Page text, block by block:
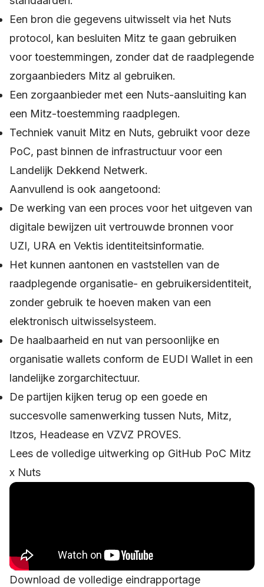
Een bron die gegevens uitwisselt via het Nuts
protocol, kan besluiten Mitz te gaan gebruiken
voor toestemmingen, zonder dat de raadplegende
zorgaanbieders Mitz al gebruiken.
Een zorgaanbieder met een Nuts-aansluiting kan
een Mitz-toestemming raadplegen.
Techniek vanuit Mitz en Nuts, gebruikt voor deze
PoC, past binnen de infrastructuur voor een
Landelijk Dekkend Netwerk.
Aanvullend is ook aangetoond:
De werking van een proces voor het uitgeven van
digitale bewijzen uit vertrouwde bronnen voor
UZI, URA en Vektis identiteitsinformatie.
Het kunnen aantonen en vaststellen van de
raadplegende organisatie- en gebruikersidentiteit,
zonder gebruik te hoeven maken van een
elektronisch uitwisselsysteem.
De haalbaarheid en nut van persoonlijke en
organisatie wallets conform de EUDI Wallet in een
landelijke zorgarchitectuur.
De partijen kijken terug op een goede en
succesvolle samenwerking tussen Nuts, Mitz,
Itzos, Headease en VZVZ PROVES.
Lees de volledige uitwerking op GitHub PoC Mitz
x Nuts
Download de volledige eindrapportage